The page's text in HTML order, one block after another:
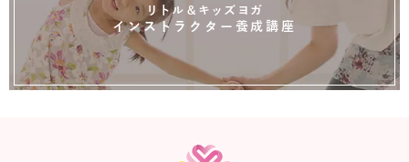
リトル＆キッズヨガ
インストラクター養成講座